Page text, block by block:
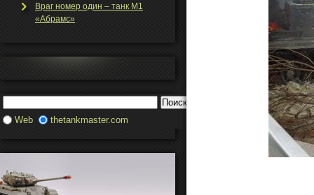
Враг номер один – танк М1
«Абрамс»
Web thetankmaster.com